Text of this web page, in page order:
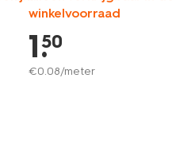
winkelvoorraad
1.
50
€0.08/meter